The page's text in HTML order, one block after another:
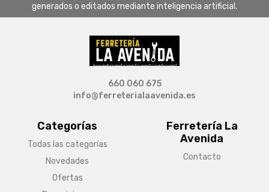
generados o editados mediante inteligencia artificial.
Categorías
Todas las categorías
Novedades
Ofertas
Ferretería La
Avenida
Contacto
660 060 675
info@ferreterialaavenida.es